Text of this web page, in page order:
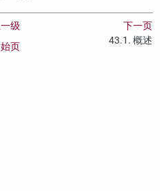
级
下一页
页
43.1. 概述